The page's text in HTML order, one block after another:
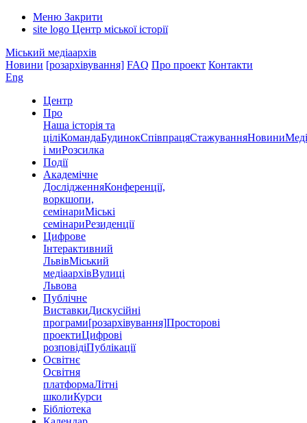
Меню Закрити
site logo Центр міської історії
Міський медіаархів
Новини [розархівування] FAQ Про проект Контакти
Eng
Центр
Про
Наша історія та
ціліКомандаБудинокСпівпрацяСтажуванняНовини
і миРозсилка
Події
Академічне
ДослідженняКонференції,
воркшопи,
семінариМіські
семінариРезиденції
Цифрове
Інтерактивний
ЛьвівМіський
медіаархівВулиці
Львова
Публічне
ВиставкиДискусійні
програми[розархівування]Просторові
проектиЦифрові
розповідіПублікації
Освітнє
Освітня
платформаЛітні
школиКурси
Бібліотека